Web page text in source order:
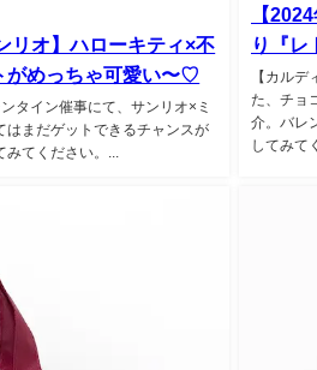
リオ】ハローキティ×不
がめっちゃ可愛い〜♡
タイン催事にて、サンリオ×ミ
はまだゲットできるチャンスが
てください。...
【
り『レ
【カル
た、チョ
介。バレ
してみて